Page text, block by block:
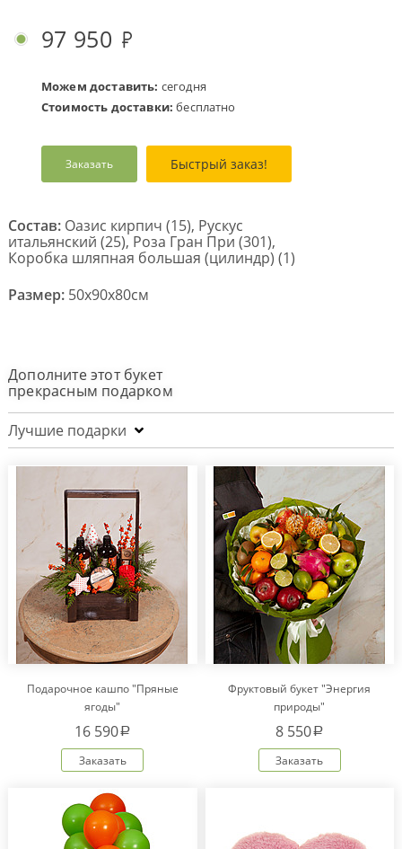
компании
language
97 950
Можем доставить: сегодня
Стоимость доставки: бесплатно
Заказать Быстрый заказ!
Состав: Оазис кирпич (15), Рускус
итальянский (25), Роза Гран При (301),
Коробка шляпная большая (цилиндр) (1)
Размер: 50x90x80см
Дополните этот букет
прекрасным подарком
Лучшие подарки
Подарочное кашпо "Пряные
ягоды"
16 590a
Заказать
Фруктовый букет "Энергия
природы"
8 550a
Заказать